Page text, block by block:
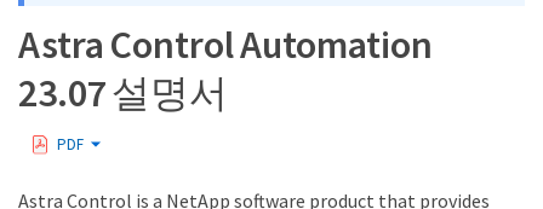
Astra Control Automation
23.07 설명서
PDF
Astra Control is a NetApp software product that provides